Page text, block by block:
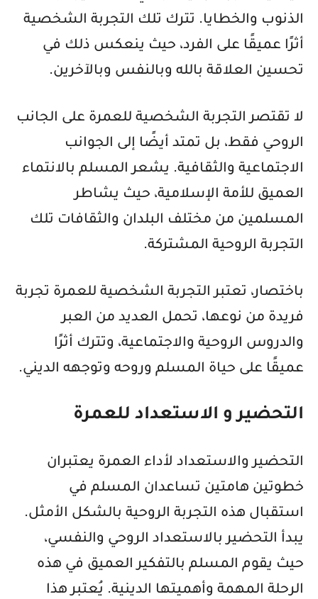
الذنوب والخطايا. تترك تلك التجربة الشخصية
أثرًا عميقًا على الفرد، حيث ينعكس ذلك في
تحسين العلاقة بالله وبالنفس وبالآخرين.
لا تقتصر التجربة الشخصية للعمرة على الجانب
الروحي فقط، بل تمتد أيضًا إلى الجوانب
الاجتماعية والثقافية. يشعر المسلم بالانتماء
العميق للأمة الإسلامية، حيث يشاطر
المسلمين من مختلف البلدان والثقافات تلك
التجربة الروحية المشتركة.
باختصار، تعتبر التجربة الشخصية للعمرة تجربة
فريدة من نوعها، تحمل العديد من العبر
والدروس الروحية والاجتماعية، وتترك أثرًا
عميقًا على حياة المسلم وروحه وتوجهه الديني.
التحضير و الاستعداد للعمرة
التحضير والاستعداد لأداء العمرة يعتبران
خطوتين هامتين تساعدان المسلم في
استقبال هذه التجربة الروحية بالشكل الأمثل.
يبدأ التحضير بالاستعداد الروحي والنفسي،
حيث يقوم المسلم بالتفكير العميق في هذه
الرحلة المهمة وأهميتها الدينية. يُعتبر هذا